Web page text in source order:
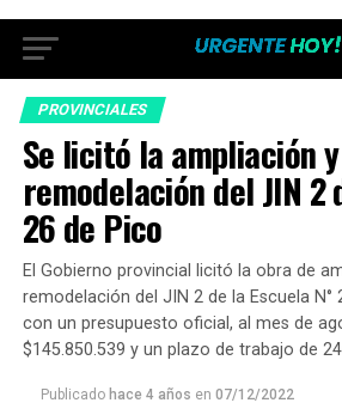
PROVINCIALES
Se licitó la ampliación y
remodelación del JIN 2
26 de Pico
El Gobierno provincial licitó la obra de
remodelación del JIN 2 de la Escuela N°
con un presupuesto oficial, al mes de
$145.850.539 y un plazo de trabajo de
Publicado hace 4 años en 07/12/2022